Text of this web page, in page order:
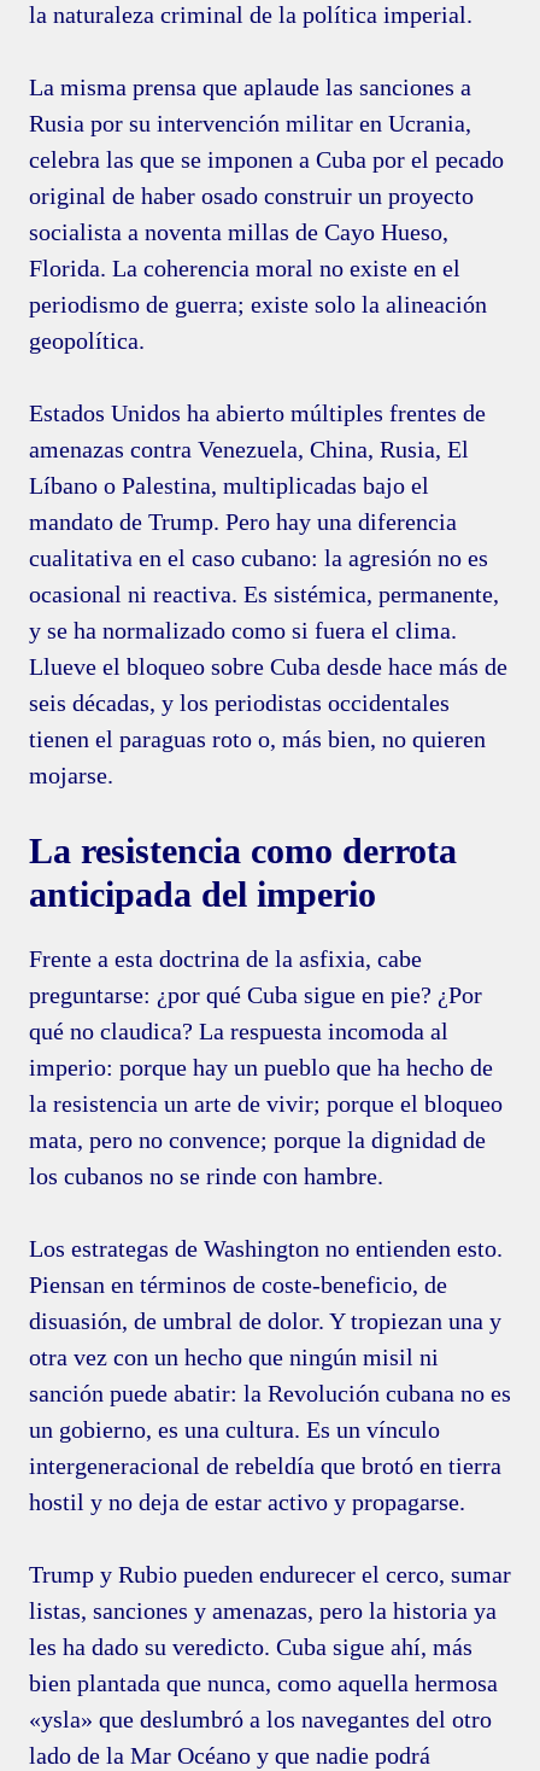
la naturaleza criminal de la política imperial.
La misma prensa que aplaude las sanciones a
Rusia por su intervención militar en Ucrania,
celebra las que se imponen a Cuba por el pecado
original de haber osado construir un proyecto
socialista a noventa millas de Cayo Hueso,
Florida. La coherencia moral no existe en el
periodismo de guerra; existe solo la alineación
geopolítica.
Estados Unidos ha abierto múltiples frentes de
amenazas contra Venezuela, China, Rusia, El
Líbano o Palestina, multiplicadas bajo el
mandato de Trump. Pero hay una diferencia
cualitativa en el caso cubano: la agresión no es
ocasional ni reactiva. Es sistémica, permanente,
y se ha normalizado como si fuera el clima.
Llueve el bloqueo sobre Cuba desde hace más de
seis décadas, y los periodistas occidentales
tienen el paraguas roto o, más bien, no quieren
mojarse.
La resistencia como derrota
anticipada del imperio
Frente a esta doctrina de la asfixia, cabe
preguntarse: ¿por qué Cuba sigue en pie? ¿Por
qué no claudica? La respuesta incomoda al
imperio: porque hay un pueblo que ha hecho de
la resistencia un arte de vivir; porque el bloqueo
mata, pero no convence; porque la dignidad de
los cubanos no se rinde con hambre.
Los estrategas de Washington no entienden esto.
Piensan en términos de coste-beneficio, de
disuasión, de umbral de dolor. Y tropiezan una y
otra vez con un hecho que ningún misil ni
sanción puede abatir: la Revolución cubana no es
un gobierno, es una cultura. Es un vínculo
intergeneracional de rebeldía que brotó en tierra
hostil y no deja de estar activo y propagarse.
Trump y Rubio pueden endurecer el cerco, sumar
listas, sanciones y amenazas, pero la historia ya
les ha dado su veredicto. Cuba sigue ahí, más
bien plantada que nunca, como aquella hermosa
«ysla» que deslumbró a los navegantes del otro
lado de la Mar Océano y que nadie podrá